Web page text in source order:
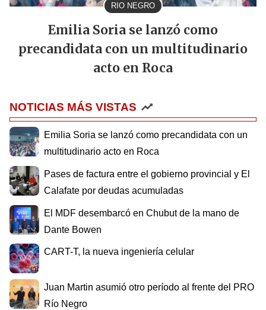
RIO NEGRO
Emilia Soria se lanzó como
precandidata con un multitudinario
acto en Roca
NOTICIAS MÁS VISTAS
Emilia Soria se lanzó como precandidata con un
multitudinario acto en Roca
Pases de factura entre el gobierno provincial y El
Calafate por deudas acumuladas
El MDF desembarcó en Chubut de la mano de
Dante Bowen
CART-T, la nueva ingeniería celular
Juan Martin asumió otro período al frente del PRO
Río Negro